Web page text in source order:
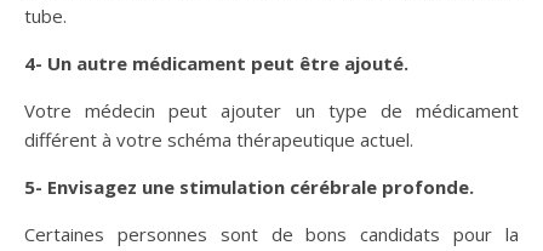
tube.
4- Un autre médicament peut être ajouté.
Votre médecin peut ajouter un type de médicament
différent à votre schéma thérapeutique actuel.
5- Envisagez une stimulation cérébrale profonde.
Certaines personnes sont de bons candidats pour la